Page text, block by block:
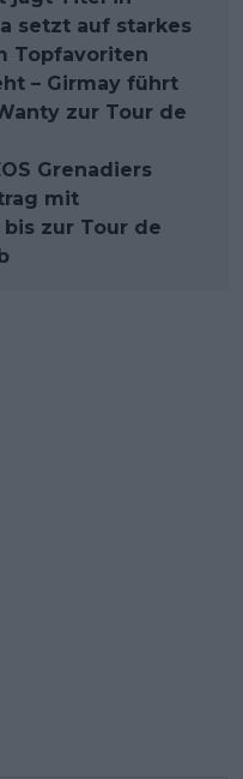
setzt auf starkes
Topfavoriten
– Girmay führt
zur Tour de
Grenadiers
mit
zur Tour de